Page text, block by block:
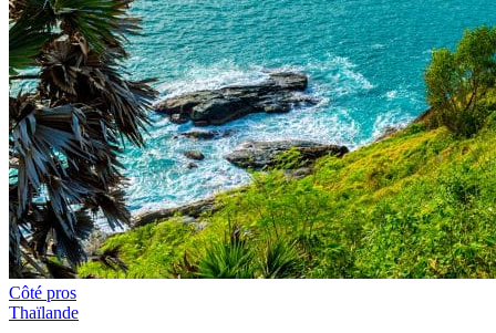
Côté pros
Thaïlande